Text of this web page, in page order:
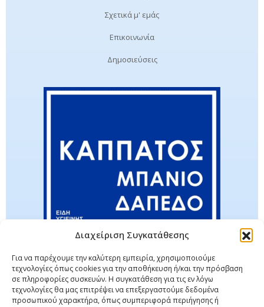
Διαχείριση Συγκατάθεσης
Για να παρέχουμε την καλύτερη εμπειρία, χρησιμοποιούμε
τεχνολογίες όπως cookies για την αποθήκευση ή/και την πρόσβαση
σε πληροφορίες συσκευών. Η συγκατάθεση για τις εν λόγω
τεχνολογίες θα μας επιτρέψει να επεξεργαστούμε δεδομένα
προσωπικού χαρακτήρα, όπως συμπεριφορά περιήγησης ή
Σχετικά μ' εμάς
Επικοινωνία
Δημοσιεύσεις